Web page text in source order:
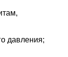
давления;